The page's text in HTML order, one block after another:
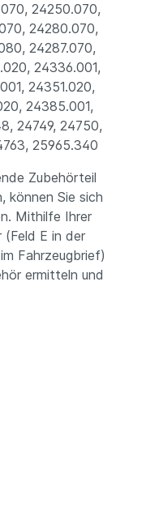
24250.070,
24280.070,
24287.070,
24336.001,
24351.020,
24385.001,
24749, 24750,
25965.340
Zubehörteil
können Sie sich
Mithilfe Ihrer
(Feld E in der
Fahrzeugbrief)
ermitteln und